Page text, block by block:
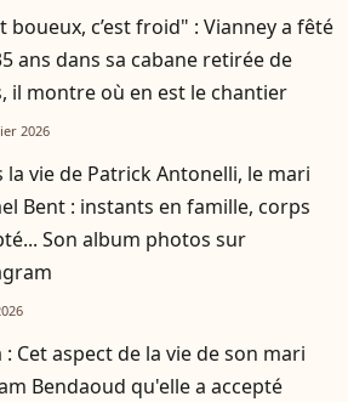
boueux, c’est froid" : Vianney a fêté
ans dans sa cabane retirée de
il montre où en est le chantier
2026
la vie de Patrick Antonelli, le mari
Bent : instants en famille, corps
Son album photos sur
: Cet aspect de la vie de son mari
Bendaoud qu'elle a accepté